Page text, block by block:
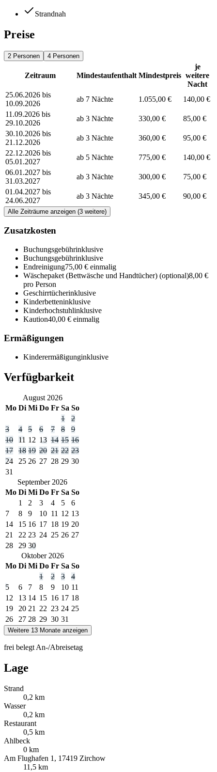
Strandnah
Preise
2 Personen 4 Personen
Zeitraum Mindestaufenthalt Mindestpreis
je
weitere
Nacht
25.06.2026 bis
10.09.2026
ab 7 Nächte 1.055,00 €
140,00 €
11.09.2026 bis
29.10.2026
ab 3 Nächte 330,00 €
85,00 €
30.10.2026 bis
21.12.2026
ab 3 Nächte 360,00 €
95,00 €
22.12.2026 bis
05.01.2027
ab 5 Nächte 775,00 €
140,00 €
06.01.2027 bis
31.03.2027
ab 3 Nächte 300,00 €
75,00 €
01.04.2027 bis
24.06.2027
ab 3 Nächte 345,00 € 90,00 €
Alle Zeiträume anzeigen (3 weitere)
Zusatzkosten
Buchungsgebührinklusive
Buchungsgebührinklusive
Endreinigung75,00 € einmalig
Wäschepaket (Bettwäsche und Handtücher) (optional)8,00 €
pro Person
Geschirrtücherinklusive
Kinderbetteninklusive
Kinderhochstuhlinklusive
Kaution40,00 € einmalig
Ermäßigungen
Kinderermäßigunginklusive
Verfügbarkeit
August 2026
Mo Di Mi Do Fr Sa So
1
2
3
4 5 6 7 8
9
10
11 12 13 14 15 16
17
18 19 20 21 22 23
24
25 26 27 28 29 30
31
September 2026
Mo Di Mi Do Fr Sa So
1
2 3 4 5
6
7
8 9 10 11 12 13
14
15 16 17 18 19 20
21
22 23 24 25 26 27
28
29 30
Oktober 2026
Mo Di Mi Do Fr Sa So
1
2 3
4
5
6 7 8 9 10 11
12
13 14 15 16 17 18
19
20 21 22 23 24 25
26
27 28 29 30 31
Weitere 13 Monate anzeigen
frei belegt An-/Abreisetag
Lage
Strand
0,2 km
Wasser
0,2 km
Restaurant
0,5 km
Ahlbeck
0 km
Am Flughafen 1, 17419 Zirchow
11,5 km